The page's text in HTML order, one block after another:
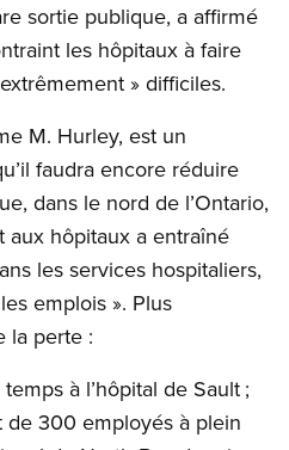
sortie publique, a affirmé
les hôpitaux à faire
» difficiles.
M. Hurley, est un
faudra encore réduire
dans le nord de l’Ontario,
aux hôpitaux a entraîné
les services hospitaliers,
emplois ». Plus
la perte :
à l’hôpital de Sault ;
300 employés à plein